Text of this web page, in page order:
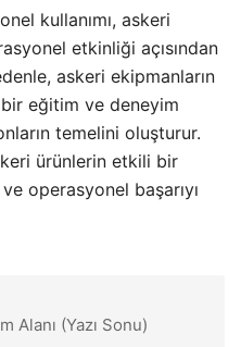
kullanımı, askeri
etkinliği açısından
askeri ekipmanların
bir eğitim ve deneyim
temelini oluşturur.
ürünlerin etkili bir
operasyonel başarıyı
Alanı (Yazı Sonu)